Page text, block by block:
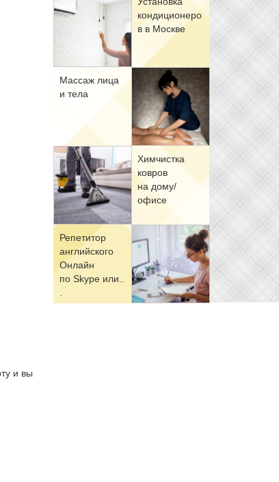
кон­ди­ци­о­не­ро
в в Москве
Мас­саж ли­ца
и те­ла
Хим­чист­ка
ков­ров
на до­му/
офи­се
Ре­пе­ти­тор
ан­глий­ско­го
Он­лайн
по Skype или..
и вы